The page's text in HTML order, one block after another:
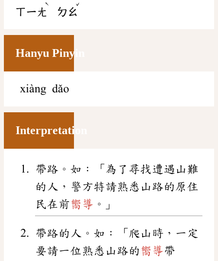
ㄒㄧㄤ
ˋ
ㄉㄠ
ˇ
Hanyu Pinyin
xiàng dǎo
Interpretation
帶路。如：「為了尋找遭遇山難
的人，警方特請熟悉山路的原住
民在前嚮導 。」
帶路的人。如：「爬山時，一定
要請一位熟悉山路的 嚮導帶